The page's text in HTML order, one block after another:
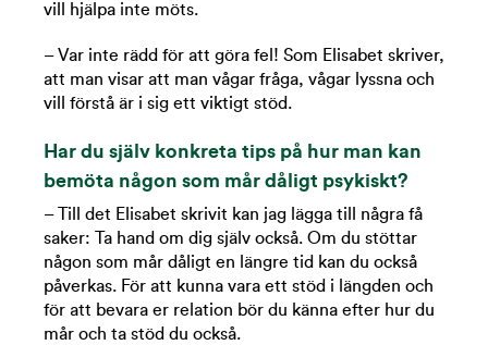
vill hjälpa inte möts.
– Var inte rädd för att göra fel! Som Elisabet skriver,
att man visar att man vågar fråga, vågar lyssna och
vill förstå är i sig ett viktigt stöd.
Har du själv konkreta tips på hur man kan
bemöta någon som mår dåligt psykiskt?
– Till det Elisabet skrivit kan jag lägga till några få
saker: Ta hand om dig själv också. Om du stöttar
någon som mår dåligt en längre tid kan du också
påverkas. För att kunna vara ett stöd i längden och
för att bevara er relation bör du känna efter hur du
mår och ta stöd du också.